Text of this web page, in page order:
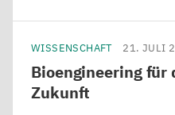
WISSENSCHAFT 21. JULI
Bioengineering für
Zukunft